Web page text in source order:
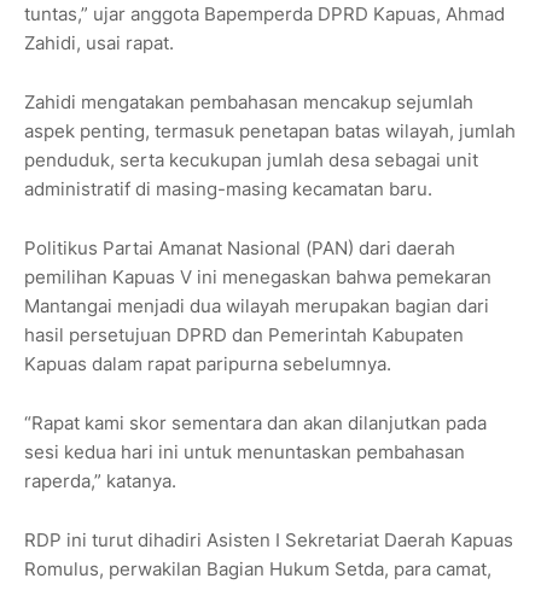
tuntas,” ujar anggota Bapemperda DPRD Kapuas, Ahmad
Zahidi, usai rapat.
Zahidi mengatakan pembahasan mencakup sejumlah
aspek penting, termasuk penetapan batas wilayah, jumlah
penduduk, serta kecukupan jumlah desa sebagai unit
administratif di masing-masing kecamatan baru.
Politikus Partai Amanat Nasional (PAN) dari daerah
pemilihan Kapuas V ini menegaskan bahwa pemekaran
Mantangai menjadi dua wilayah merupakan bagian dari
hasil persetujuan DPRD dan Pemerintah Kabupaten
Kapuas dalam rapat paripurna sebelumnya.
“Rapat kami skor sementara dan akan dilanjutkan pada
sesi kedua hari ini untuk menuntaskan pembahasan
raperda,” katanya.
RDP ini turut dihadiri Asisten I Sekretariat Daerah Kapuas
Romulus, perwakilan Bagian Hukum Setda, para camat,